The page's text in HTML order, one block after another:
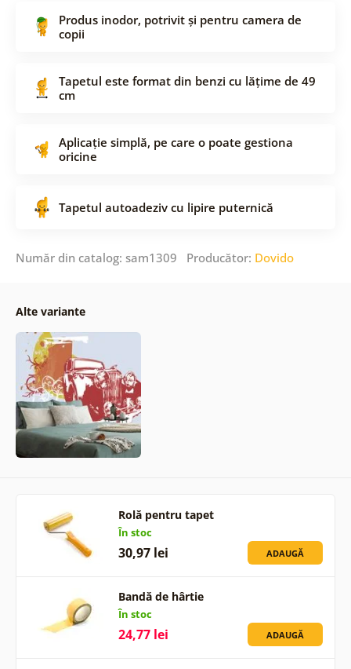
Produs inodor, potrivit și pentru camera de
copii
Tapetul este format din benzi cu lățime de 49
cm
Aplicație simplă, pe care o poate gestiona
oricine
Tapetul autoadeziv cu lipire puternică
Număr din catalog: sam1309 Producător: Dovido
Alte variante
Rolă pentru tapet
În stoc
30,97 lei ADAUGĂ
Bandă de hârtie
În stoc
24,77 lei ADAUGĂ